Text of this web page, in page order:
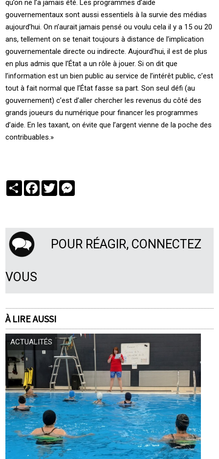
qu’on ne l’a jamais été. Les programmes d’aide
gouvernementaux sont aussi essentiels à la survie des médias
aujourd’hui. On n’aurait jamais pensé ou voulu cela il y a 15 ou 20
ans, tellement on se tenait toujours à distance de l’implication
gouvernementale directe ou indirecte. Aujourd’hui, il est de plus
en plus admis que l’État a un rôle à jouer. Si on dit que
l’information est un bien public au service de l’intérêt public, c’est
tout à fait normal que l’État fasse sa part. Son seul défi (au
gouvernement) c’est d’aller chercher les revenus du côté des
grands joueurs du numérique pour financer les programmes
d’aide. En les taxant, on évite que l’argent vienne de la poche des
contribuables.»
PartagerFacebook
Twitter
POUR RÉAGIR, CONNECTEZ
VOUS
À LIRE AUSSI
ACTUALITÉS